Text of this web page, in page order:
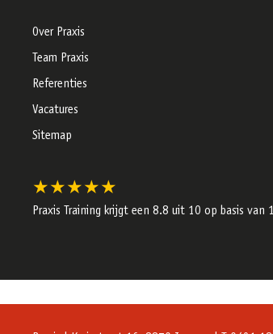
Over Praxis
Team Praxis
Referenties
Vacatures
Sitemap
★★★★★
Praxis Training krijgt een 8.8 uit 10 op basis van